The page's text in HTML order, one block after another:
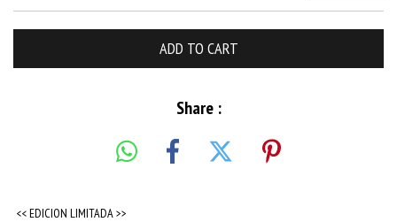
Share :
<< EDICION LIMITADA >>